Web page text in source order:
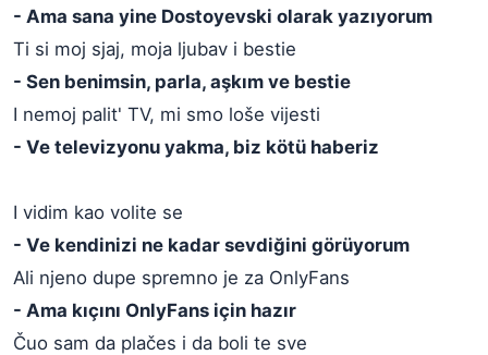
- Ama sana yine Dostoyevski olarak yazıyorum
Ti si moj sjaj, moja ljubav i bestie
- Sen benimsin, parla, aşkım ve bestie
I nemoj palit' TV, mi smo loše vijesti
- Ve televizyonu yakma, biz kötü haberiz
I vidim kao volite se
- Ve kendinizi ne kadar sevdiğini görüyorum
Ali njeno dupe spremno je za OnlyFans
- Ama kıçını OnlyFans için hazır
Čuo sam da plačes i da boli te sve